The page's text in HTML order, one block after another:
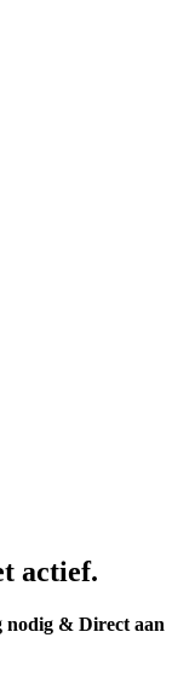
actief.
nodig & Direct aan